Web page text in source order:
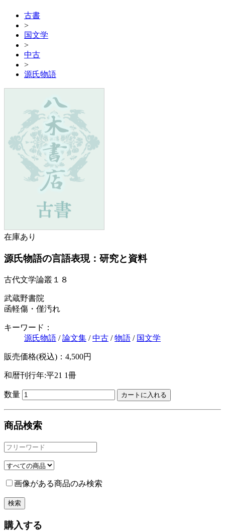
古書
>
国文学
>
中古
>
源氏物語
在庫あり
源氏物語の言語表現：研究と資料
古代文学論叢１８
武蔵野書院
函軽傷・僅汚れ
キーワード：
源氏物語 /論文集 /中古 /物語 / 国文学
販売価格(税込)：4,500円
和暦刊行年:平21 1冊
数量
商品検索
画像がある商品のみ検索
購入する